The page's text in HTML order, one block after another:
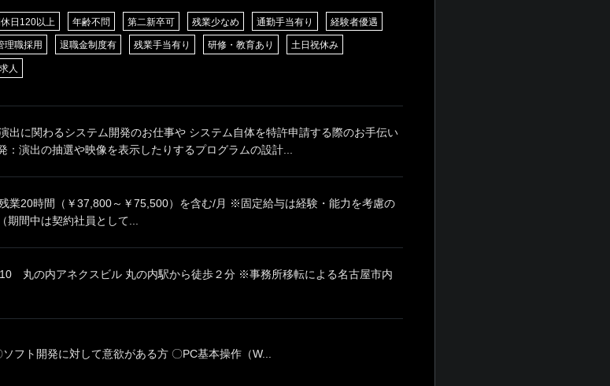
日120以上 年齢不問 第二新卒可 残業少なめ 通勤手当有り 経験者優遇
理職採用 退職金制度有 残業手当有り 研修・教育あり 土日祝休み
人
出に関わるシステム開発のお仕事や システム自体を特許申請する際のお手伝い
演出の抽選や映像を表示したりするプログラムの設計...
業20時間（￥37,800～￥75,500）を含む/月 ※固定給与は経験・能力を考慮の
間中は契約社員として...
丸の内アネクスビル 丸の内駅から徒歩２分 ※事務所移転による名古屋市内
フト開発に対して意欲がある方 〇PC基本操作（W...